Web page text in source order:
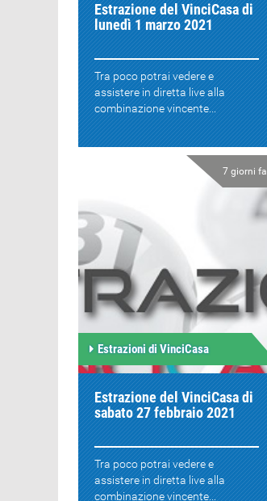
Estrazione del VinciCasa di
lunedì 1 marzo 2021
Tra poco potrai vedere e
assistere in diretta live alla
combinazione vincente...
7 giorni fa
Estrazioni di VinciCasa
Estrazione del VinciCasa di
sabato 27 febbraio 2021
Tra poco potrai vedere e
assistere in diretta live alla
combinazione vincente...